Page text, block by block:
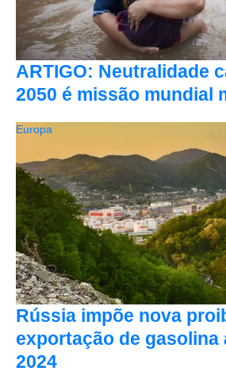
ARTIGO: Neutralidade
2050 é missão mundial
Rússia impõe nova
exportação de gasolina
2024
Europa